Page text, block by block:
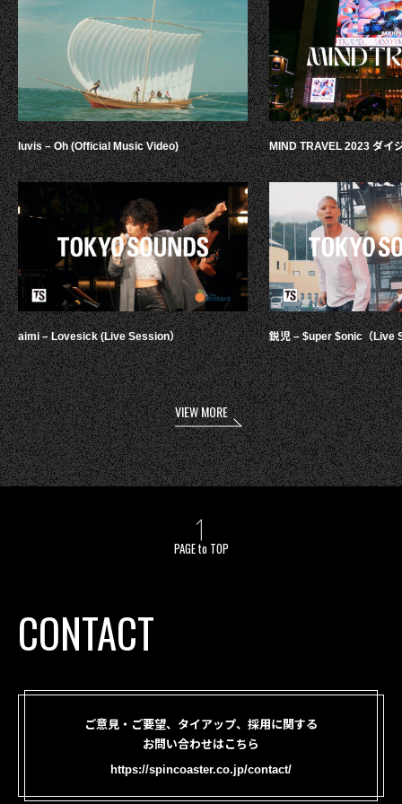
luvis – Oh (Official Music Video)
aimi – Lovesick (Live Session）
MIND TRAVEL 2023 ダイ
鋭児 – $uper $onic（Live
VIEW MORE
PAGE to TOP
CONTACT
ご意見・ご要望、タイアップ、採用に関する
お問い合わせはこちら
https://spincoaster.co.jp/contact/